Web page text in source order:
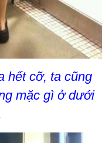
hết cỡ, ta cũng
mặc gì ở dưới